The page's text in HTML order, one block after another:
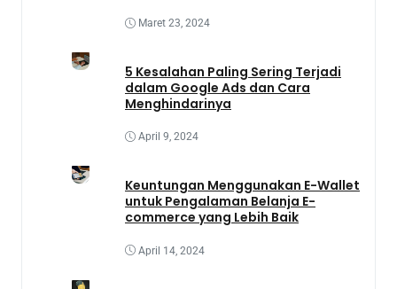
Maret 23, 2024
5 Kesalahan Paling Sering Terjadi
dalam Google Ads dan Cara
Menghindarinya
April 9, 2024
Keuntungan Menggunakan E-Wallet
untuk Pengalaman Belanja E-
commerce yang Lebih Baik
April 14, 2024